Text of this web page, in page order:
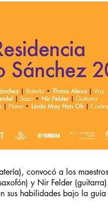
convocó a los
y Nir Felder
sus habilidades bajo la guía